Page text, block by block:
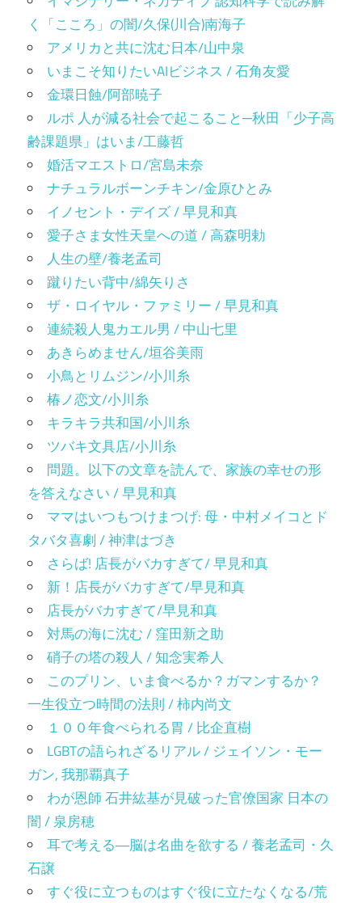
く「こころ」の闇/久保(川合)南海子
アメリカと共に沈む日本/山中泉
いまこそ知りたいAIビジネス / 石角友愛
金環日蝕/阿部暁子
ルポ 人が減る社会で起こること─秋田「少子高
齢課題県」はいま/工藤哲
婚活マエストロ/宮島未奈
ナチュラルボーンチキン/金原ひとみ
イノセント・デイズ / 早見和真
愛子さま女性天皇への道 / 高森明勅
人生の壁/養老孟司
蹴りたい背中/綿矢りさ
ザ・ロイヤル・ファミリー / 早見和真
連続殺人鬼カエル男 / 中山七里
あきらめません/垣谷美雨
小鳥とリムジン/小川糸
椿ノ恋文/小川糸
キラキラ共和国/小川糸
ツバキ文具店/小川糸
問題。以下の文章を読んで、家族の幸せの形
を答えなさい / 早見和真
ママはいつもつけまつげ: 母・中村メイコとド
タバタ喜劇 / 神津はづき
さらば! 店長がバカすぎて/ 早見和真
新！店長がバカすぎて/早見和真
店長がバカすぎて/早見和真
対馬の海に沈む / 窪田新之助
硝子の塔の殺人 / 知念実希人
このプリン、いま食べるか？ガマンするか？
一生役立つ時間の法則 / 柿内尚文
１００年食べられる胃 / 比企直樹
LGBTの語られざるリアル / ジェイソン・モー
ガン, 我那覇真子
わが恩師 石井紘基が見破った官僚国家 日本の
闇 / 泉房穂
耳で考える―脳は名曲を欲する / 養老孟司・久
石譲
すぐ役に立つものはすぐ役に立たなくなる/荒